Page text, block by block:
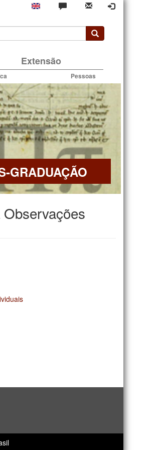
Extensão
Pessoas
GRADUAÇÃO